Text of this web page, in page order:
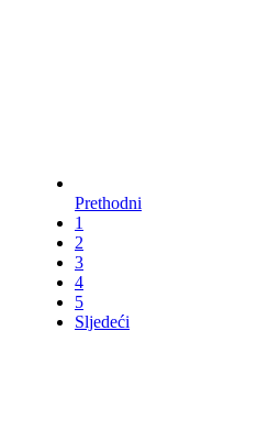
Prethodni
1
2
3
4
5
Sljedeći